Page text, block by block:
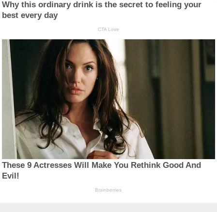
Why this ordinary drink is the secret to feeling your
best every day
CTA Love
These 9 Actresses Will Make You Rethink Good And
Evil!
Brainberries